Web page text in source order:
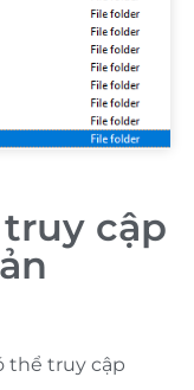
cập
thể truy cập